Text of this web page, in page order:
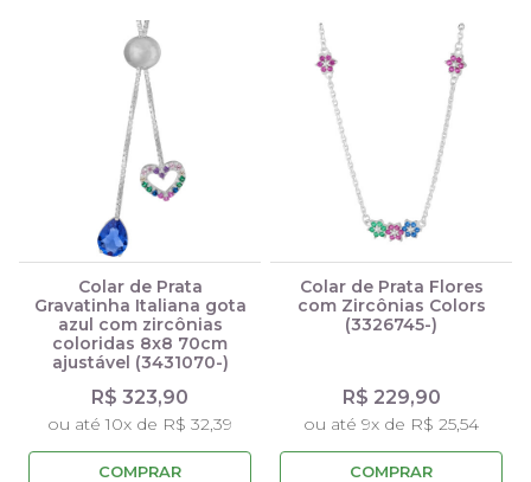
Colar de Prata
Gravatinha Italiana gota
azul com zircônias
coloridas 8x8 70cm
ajustável (3431070-)
R$ 323,90
ou até 10x de R$ 32,39
COMPRAR
Colar de Prata Flores
com Zircônias Colors
(3326745-)
R$ 229,90
ou até 9x de R$ 25,54
COMPRAR